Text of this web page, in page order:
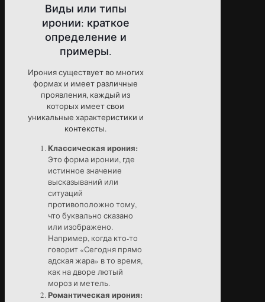
Виды или типы
иронии: краткое
определение и
примеры.
Ирония существует во многих
формах и имеет различные
проявления, каждый из
которых имеет свои
уникальные характеристики и
контексты.
Классическая ирония:
Это форма иронии, где
истинное значение
высказываний или
ситуаций
противоположно тому,
что буквально сказано
или изображено.
Например, когда кто-то
говорит «Сегодня прямо
адская жара» в то время,
как на дворе лютый
мороз и метель.
Романтическая ирония: